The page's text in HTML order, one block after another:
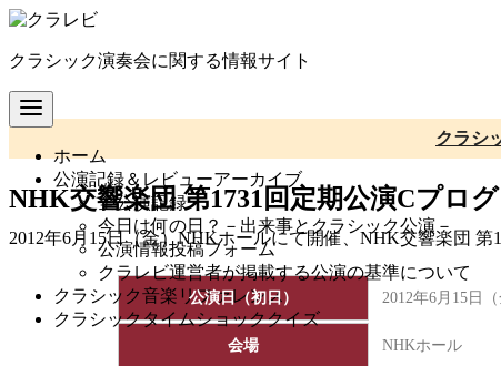
コ
テ
ン
ツ
移
クラシック演奏会に関する情報サイト
ホーム
公演記録＆レビューアーカイブ
全公演記録
今日は何の日？－出来事とクラシック公演－
公演情報投稿フォーム
クラレビ運営者が掲載する公演の基準について
クラシック音楽リファレンス
クラシックタイムショッククイズ
クラシ
NHK交響楽団 第1731回定期公演Cプロ
2012年6月15日（金）NHKホールにて開催、NHK交響楽団
公演日（初日） 2012年6月15日（
会場 NHKホール